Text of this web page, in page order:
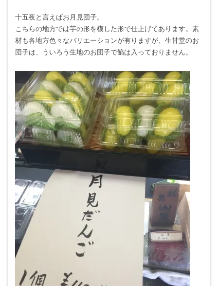
十五夜と言えばお月見団子。
こちらの地方では芋の形を模した形で仕上げてあります。素
材も各地方色々なバリエーションが有りますが、生甘堂のお
団子は、ういろう生地のお団子で餡は入っておりません。